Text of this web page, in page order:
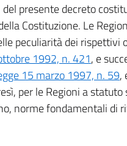
del presente decreto
Costituzione. Le
peculiarità dei rispettivi
1992, n. 421, e
15 marzo 1997, n. 59,
per le Regioni a
norme fondamentali di